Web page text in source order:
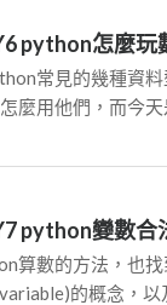
python怎麼玩
常見的幾種資
麼用他們，而今天
python變數合
算數的方法，也
的概念，以